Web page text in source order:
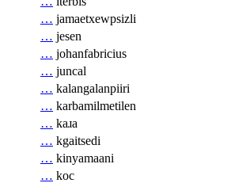
… jamaetxewpsizli
… jesen
… johanfabricius
… juncal
… kalangalanpiiri
… karbamilmetilen
… kaɹa
… kgaitsedi
… kinyamaani
… koc